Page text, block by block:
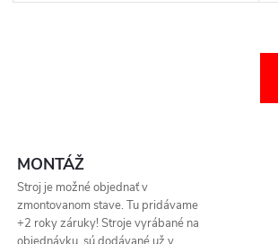
á
d
MONTÁŽ
Stroj je možné objednať v
zmontovanom stave. Tu pridávame
+2 roky záruky! Stroje vyrábané na